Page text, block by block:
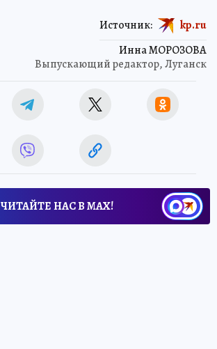
Инна МОРОЗОВА
Выпускающий редактор, Луганск
Источник: kp.ru
ЧИТАЙТЕ НАС В МАХ!